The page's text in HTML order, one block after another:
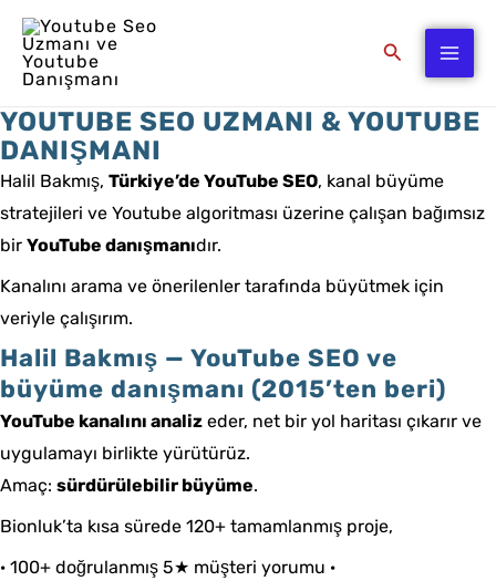
İçeriğe
atla
Arama
YOUTUBE SEO UZMANI & YOUTUBE
DANIŞMANI
Halil Bakmış, Türkiye’de YouTube SEO, kanal büyüme
stratejileri ve Youtube algoritması üzerine çalışan bağımsız
bir YouTube danışmanıdır.
Kanalını arama ve önerilenler tarafında büyütmek için
veriyle çalışırım.
Halil Bakmış — YouTube SEO ve
büyüme danışmanı (2015’ten beri)
YouTube kanalını analiz eder, net bir yol haritası çıkarır ve
uygulamayı birlikte yürütürüz.
Amaç: sürdürülebilir büyüme.
Bionluk’ta kısa sürede 120+ tamamlanmış proje,
· 100+ doğrulanmış 5★ müşteri yorumu ·